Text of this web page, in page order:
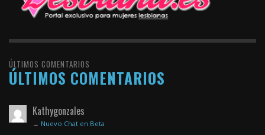
ÚLTIMOS COMENTARIOS
ÚLTIMOS COMENTARIOS
Kathygonzales
→ Nuevo Chat en Beta